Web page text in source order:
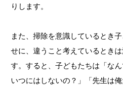
りします。
また、掃除を意識しているとき
せに、違うこと考えているとき
す。すると、子どもたちは「な
いつにはしないの？」「先生は